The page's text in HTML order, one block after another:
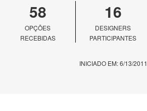
58
OPÇÕES
RECEBIDAS
16
DESIGNERS
PARTICIPANTES
INICIADO EM: 6/13/2011